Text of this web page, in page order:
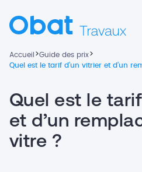
Accueil >Guide des prix>
Quel est le tarif d’un vitrier et d’un
Quel est le
et d’un
vitre ?